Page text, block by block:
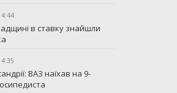
в ставку знайшли
ВАЗ наїхав на 9-